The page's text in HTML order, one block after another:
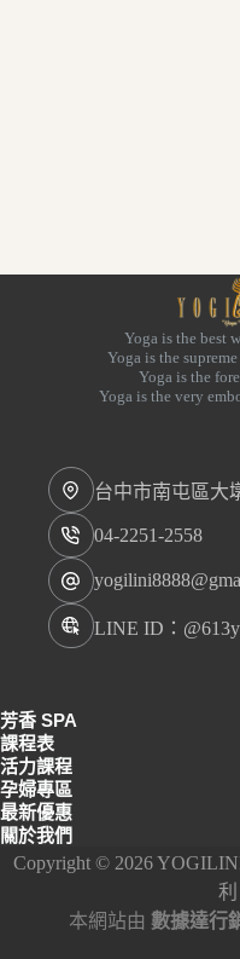
Yoga is the best
Yoga is the
Yoga is the
Yoga is the very
台中市南屯區大
04-2251-2558
LINE ID：
芳香 SPA
課程表
活力課程
孕婦專區
最新優惠
關於我們
Copyright © 2026
利
本網站由數據達行